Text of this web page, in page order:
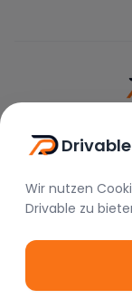
Drivable
Wir nutzen
Drivable zu